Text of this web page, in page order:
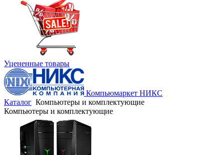
Уцененные товары
Компьюмаркет НИКС
Каталог Компьютеры и комплектующие
Компьютеры и комплектующие